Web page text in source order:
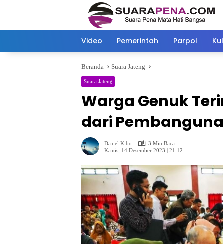
Video Pemerintah Parpol
Beranda Suara Jateng
Suara Jateng
Warga Genuk
dari
Daniel Kibo
3 Min Baca
Kamis, 14 Desember 2023 | 21:12